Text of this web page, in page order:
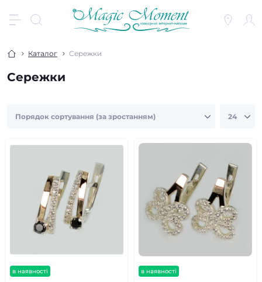
Каталог Сережки
Сережки
в наявності в наявності